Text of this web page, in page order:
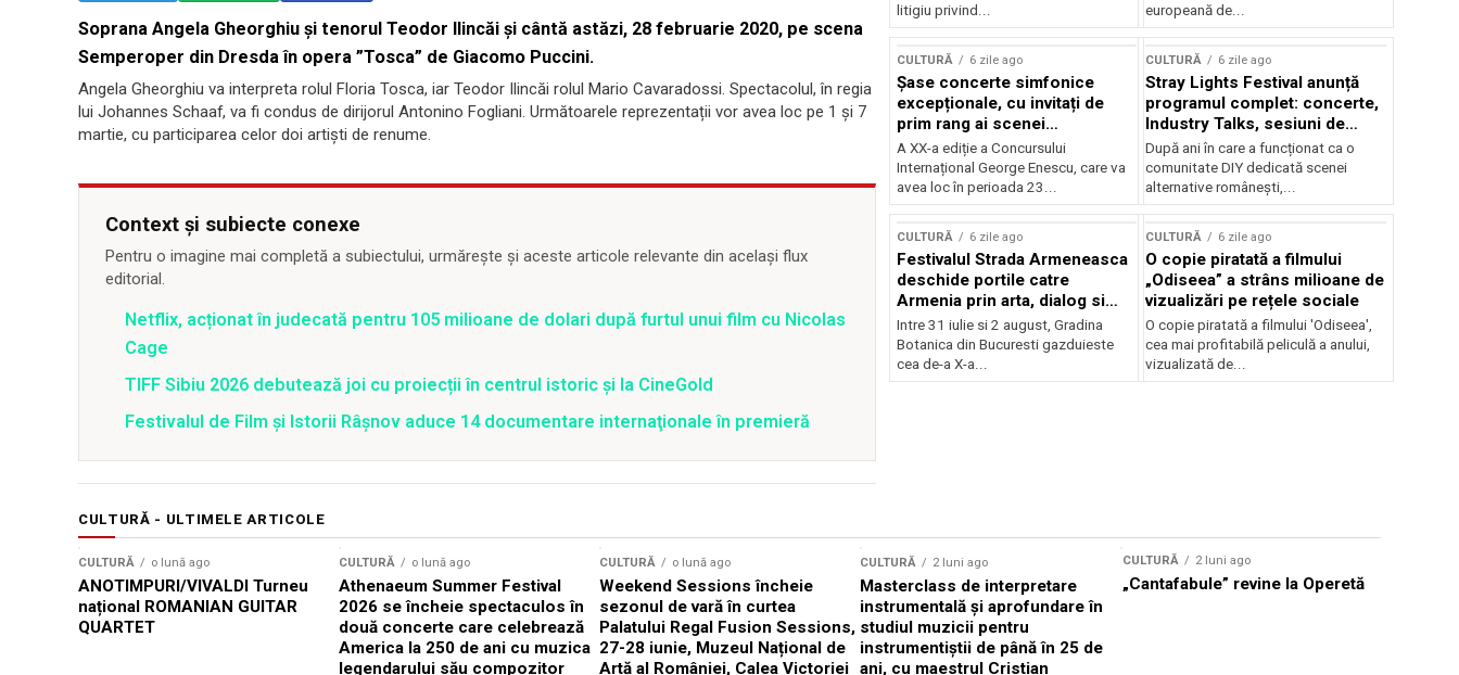
Soprana Angela Gheorghiu și tenorul Teodor Ilincăi și cântă astăzi, 28 februarie 2020, pe scena
Semperoper din Dresda în opera ”Tosca” de Giacomo Puccini.
Angela Gheorghiu va interpreta rolul Floria Tosca, iar Teodor Ilincăi rolul Mario Cavaradossi. Spectacolul, în regia
lui Johannes Schaaf, va fi condus de dirijorul Antonino Fogliani. Următoarele reprezentații vor avea loc pe 1 și 7
martie, cu participarea celor doi artiști de renume.
Context și subiecte conexe
Pentru o imagine mai completă a subiectului, urmărește și aceste articole relevante din același flux
editorial.
Netflix, acționat în judecată pentru 105 milioane de dolari după furtul unui film cu Nicolas
Cage
TIFF Sibiu 2026 debutează joi cu proiecții în centrul istoric și la CineGold
Festivalul de Film şi Istorii Râşnov aduce 14 documentare internaţionale în premieră
litigiu privind...
europeană de...
CULTURĂ 6 zile ago
Șase concerte simfonice
excepționale, cu invitați de
prim rang ai scenei
internaționale și ansambluri
orchestrale românești de
prestigiu, în programul
Concursului Enescu 2026
A XX-a ediție a Concursului
Internațional George Enescu, care va
avea loc în perioada 23...
CULTURĂ 6 zile ago
Stray Lights Festival anunță
programul complet: concerte,
Industry Talks, sesiuni de
audiție și noi opțiuni de
participare pentru public
După ani în care a funcționat ca o
comunitate DIY dedicată scenei
alternative românești,...
CULTURĂ 6 zile ago
Festivalul Strada Armeneasca
deschide portile catre
Armenia prin arta, dialog si
patrimoniu, intre 31 iulie si 2
august, la Gradina Botanica din
Bucuresti
Intre 31 iulie si 2 august, Gradina
Botanica din Bucuresti gazduieste
cea de-a X-a...
CULTURĂ 6 zile ago
O copie piratată a filmului
„Odiseea” a strâns milioane de
vizualizări pe rețele sociale
O copie piratată a filmului 'Odiseea',
cea mai profitabilă peliculă a anului,
vizualizată de...
CULTURĂ - ULTIMELE ARTICOLE
CULTURĂ o lună ago
ANOTIMPURI/VIVALDI Turneu
național ROMANIAN GUITAR
QUARTET
CULTURĂ o lună ago
Athenaeum Summer Festival
2026 se încheie spectaculos în
două concerte care celebrează
America la 250 de ani cu muzica
legendarului său compozitor
CULTURĂ o lună ago
Weekend Sessions încheie
sezonul de vară în curtea
Palatului Regal Fusion Sessions,
27-28 iunie, Muzeul Național de
Artă al României, Calea Victoriei
CULTURĂ 2 luni ago
Masterclass de interpretare
instrumentală și aprofundare în
studiul muzicii pentru
instrumentiștii de până în 25 de
ani, cu maestrul Cristian
CULTURĂ 2 luni ago
„Cantafabule” revine la Operetă